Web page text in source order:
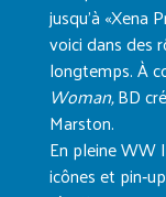
jusqu’à «Xena
voici dans des
longtemps. À
Woman,BD
Marston.
En pleine WW
icônes et